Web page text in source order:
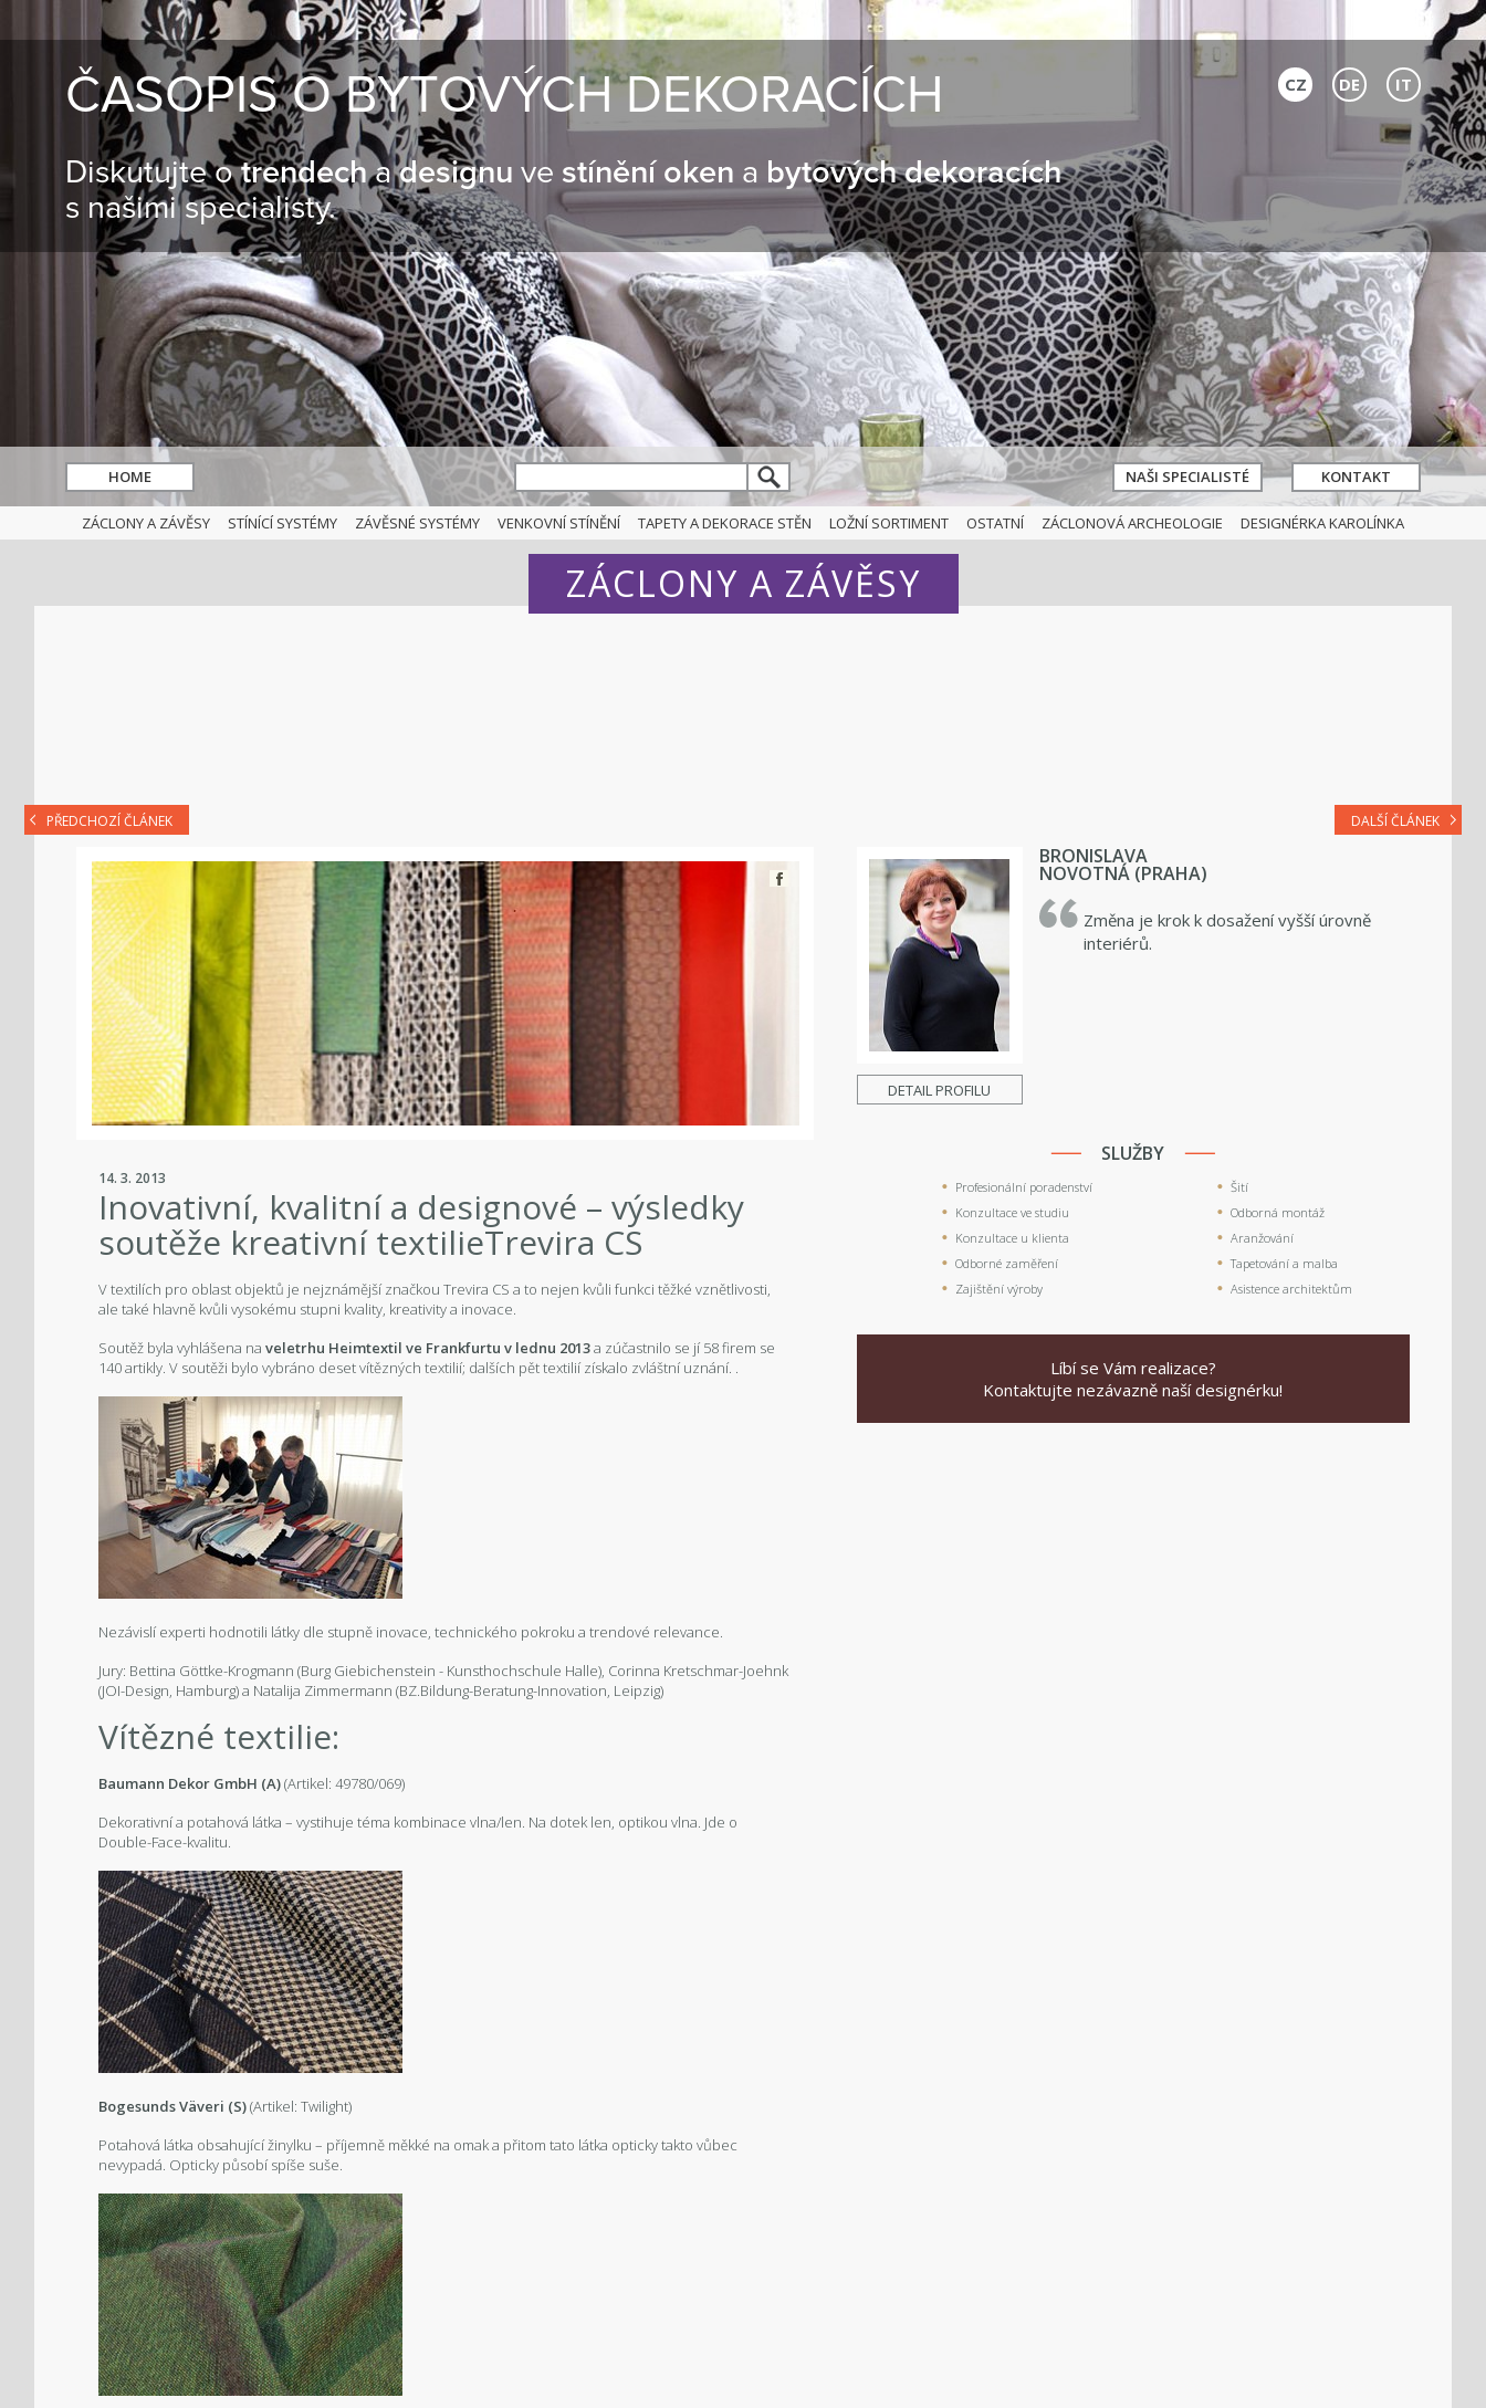
ČASOPIS O BYTOVÝCH DEKORACÍCH
Diskutujte otrendechadesignu ve stínění oken a bytových dekoracích
s našimi specialisty.
CZ DE IT
HOME NAŠI SPECIALISTÉ KONTAKT
ZÁCLONY A ZÁVĚSY STÍNÍCÍ SYSTÉMY ZÁVĚSNÉ SYSTÉMY VENKOVNÍ STÍNĚNÍ TAPETY A DEKORACE STĚN LOŽNÍ SORTIMENT OSTATNÍ ZÁCLONOVÁ ARCHEOLOGIE DESIGNÉRKA KAROLÍNKA
ZÁCLONY A ZÁVĚSY
PŘEDCHOZÍ ČLÁNEK DALŠÍ ČLÁNEK
14. 3. 2013
Inovativní, kvalitní a designové – výsledky
soutěže kreativní textilieTrevira CS
V textilích pro oblast objektů je nejznámější značkou Trevira CS a to nejen kvůli funkci těžké vznětlivosti,
ale také hlavně kvůli vysokému stupni kvality, kreativity a inovace.
Soutěž byla vyhlášena naveletrhu Heimtextil ve Frankfurtu v lednu 2013a zúčastnilo se jí 58 firem se
140 artikly. V soutěži bylo vybráno deset vítězných textilií; dalších pět textilií získalo zvláštní uznání. .
Nezávislí experti hodnotili látky dle stupně inovace, technického pokroku a trendové relevance.
Jury: Bettina Göttke-Krogmann (Burg Giebichenstein - Kunsthochschule Halle), Corinna Kretschmar-Joehnk
(JOI-Design, Hamburg) a Natalija Zimmermann (BZ.Bildung-Beratung-Innovation, Leipzig)
Vítězné textilie:
Baumann Dekor GmbH (A)(Artikel: 49780/069)
Dekorativní a potahová látka – vystihuje téma kombinace vlna/len. Na dotek len, optikou vlna. Jde o
Double-Face-kvalitu.
Bogesunds Väveri (S)(Artikel: Twilight)
Potahová látka obsahující žinylku – příjemně měkké na omak a přitom tato látka opticky takto vůbec
nevypadá. Opticky působí spíše suše.
DETAIL PROFILU
BRONISLAVA
NOVOTNÁ (PRAHA)
Změna je krok k dosažení vyšší úrovně
interiérů.
SLUŽBY
Profesionální poradenství
Konzultace ve studiu
Konzultace u klienta
Odborné zaměření
Zajištění výroby
Šití
Odborná montáž
Aranžování
Tapetování a malba
Asistence architektům
Líbí se Vám realizace?
Kontaktujte nezávazně naší designérku!